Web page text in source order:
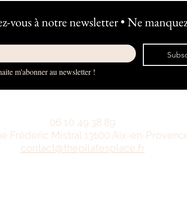
vous à notre newsletter • Ne
m'abonner au newsletter !
06 10 49 38 89
Frédéric Mistral 13100 Aix-en-
contact@thepilatesplace.fr